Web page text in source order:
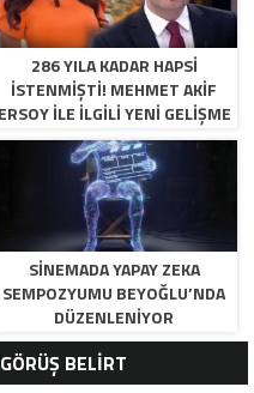
286 YILA KADAR HAPSI
ISTENMIŞTI! MEHMET AKIF
ERSOY ILE ILGILI YENI GELIŞME
SINEMADA YAPAY ZEKA
SEMPOZYUMU BEYOĞLU’NDA
DÜZENLENIYOR
BELİRT